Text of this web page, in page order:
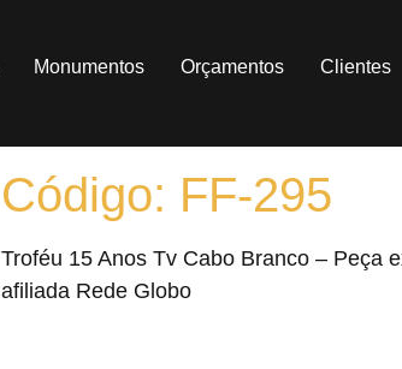
Monumentos Orçamentos Clientes
Código: FF-295
Troféu 15 Anos Tv Cabo Branco – Peça
afiliada Rede Globo